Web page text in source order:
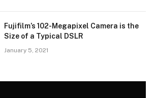
Fujifilm’s 102-Megapixel Camera is the
Size of a Typical DSLR
January 5, 2021